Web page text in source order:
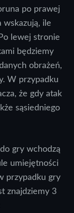
po prawej
ile
lewej stronie
będziemy
obrażeń,
W przypadku
że gdy atak
sąsiedniego
gry wchodzą
umiejętności
przypadku gry
znajdziemy 3